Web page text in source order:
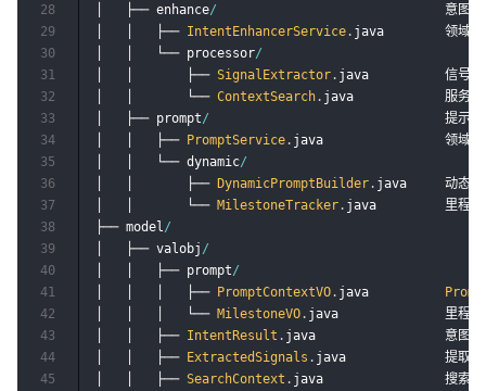
│   ├── enhance/
意图增
│   │   ├── IntentEnhancerService . java        领域服
│   │   └── processor/
│   │       ├── SignalExtractor . java          信号
│   │       └── ContextSearch . java            服务器
│   ├── prompt/
提示词
│   │   ├── PromptService . java                领域服
│   │   └── dynamic/
│   │       ├── DynamicPromptBuilder . java     动态
│   │       └── MilestoneTracker . java         里程碑
├── model/
│   ├── valobj /
│   │   ├── prompt/
│   │   │   ├── PromptContextVO . java
│   │   │   └── MilestoneVO . java              里程碑
│   │   ├── IntentResult . java                 意图识
│   │   ├── ExtractedSignals . java             提取的
│   │   ├── SearchContext . java                搜索上
28
29
30
31
32
33
34
35
36
37
38
39
40
41
42
43
44
45